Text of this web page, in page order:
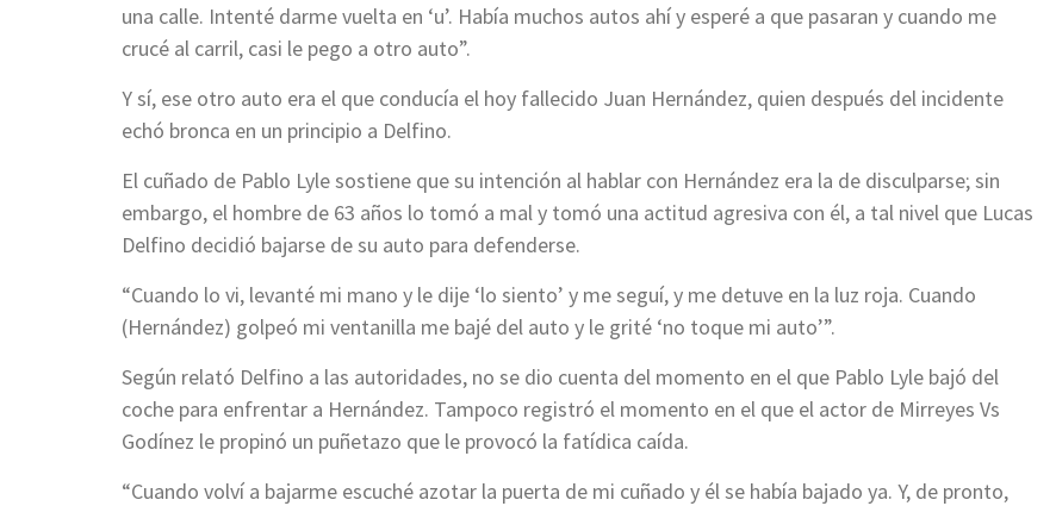
una calle. Intenté darme vuelta en ‘u’. Había muchos autos ahí y esperé a que pasaran y cuando me
crucé al carril, casi le pego a otro auto”.
Y sí, ese otro auto era el que conducía el hoy fallecido Juan Hernández, quien después del incidente
echó bronca en un principio a Delfino.
El cuñado de Pablo Lyle sostiene que su intención al hablar con Hernández era la de disculparse; sin
embargo, el hombre de 63 años lo tomó a mal y tomó una actitud agresiva con él, a tal nivel que Lucas
Delfino decidió bajarse de su auto para defenderse.
“Cuando lo vi, levanté mi mano y le dije ‘lo siento’ y me seguí, y me detuve en la luz roja. Cuando
(Hernández) golpeó mi ventanilla me bajé del auto y le grité ‘no toque mi auto’”.
Según relató Delfino a las autoridades, no se dio cuenta del momento en el que Pablo Lyle bajó del
coche para enfrentar a Hernández. Tampoco registró el momento en el que el actor de Mirreyes Vs
Godínez le propinó un puñetazo que le provocó la fatídica caída.
“Cuando volví a bajarme escuché azotar la puerta de mi cuñado y él se había bajado ya. Y, de pronto,